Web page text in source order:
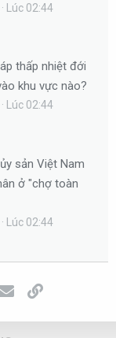
Lúc 02:44
thấp nhiệt đới
khu vực nào?
Lúc 02:44
sản Việt Nam
ở "chợ toàn
Lúc 02:44
Email